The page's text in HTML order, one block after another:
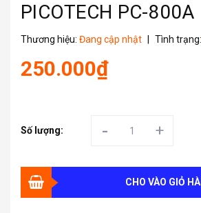
PICOTECH PC-800A
Thương hiệu: Đang cập nhật Tình trạng:
250.000₫
Số lượng: - +
CHO VÀO GIỎ